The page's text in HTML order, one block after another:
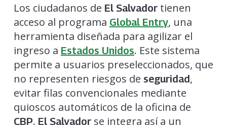
Los ciudadanos de El Salvadortienen
acceso al programa Global Entry, una
herramienta diseñada para agilizar el
ingreso a Estados Unidos. Este sistema
permite a usuarios preseleccionados, que
no representen riesgos de seguridad,
evitar filas convencionales mediante
quioscos automáticos de la oficina de
CBP. El Salvadorse integra así a un